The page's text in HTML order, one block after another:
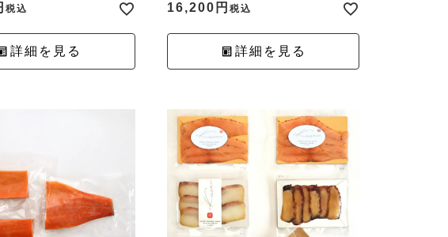
税込
詳細を見る
16,200 税込
詳細を見る